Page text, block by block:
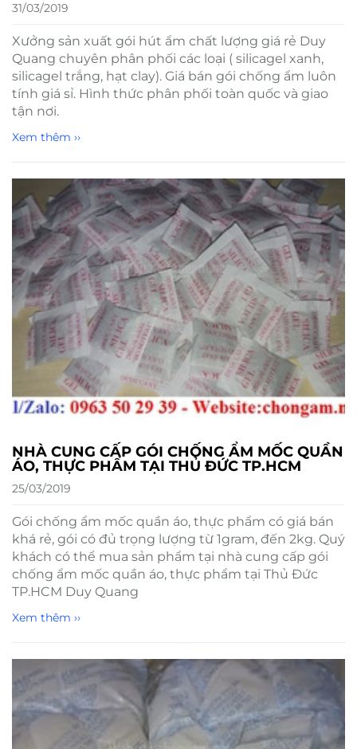
31/03/2019
Xưởng sản xuất gói hút ẩm chất lượng giá rẻ Duy
Quang chuyên phân phối các loại ( silicagel xanh,
silicagel trắng, hạt clay). Giá bán gói chống ẩm luôn
tính giá sỉ. Hình thức phân phối toàn quốc và giao
tận nơi.
Xem thêm ››
NHÀ CUNG CẤP GÓI CHỐNG ẨM MỐC QUẦN
ÁO, THỰC PHẨM TẠI THỦ ĐỨC TP.HCM
25/03/2019
Gói chống ẩm mốc quần áo, thực phẩm có giá bán
khá rẻ, gói có đủ trọng lượng từ 1gram, đến 2kg. Quý
khách có thể mua sản phẩm tại nhà cung cấp gói
chống ẩm mốc quần áo, thực phẩm tại Thủ Đức
TP.HCM Duy Quang
Xem thêm ››